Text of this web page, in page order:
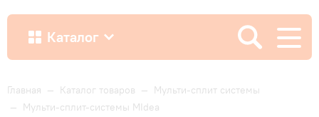
Каталог
Как купить
Главная — Каталог товаров — Мульти-сплит системы
— Мульти-сплит-системы MIdea